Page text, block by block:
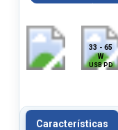
33 - 65
W
USB PD
Características